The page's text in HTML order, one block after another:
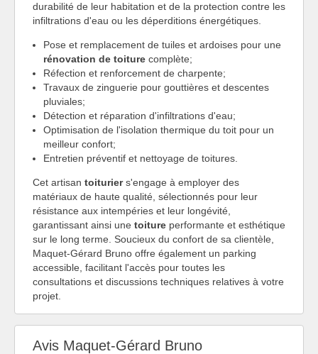
durabilité de leur habitation et de la protection contre les
infiltrations d'eau ou les déperditions énergétiques.
Pose et remplacement de tuiles et ardoises pour une
rénovation de toiture complète;
Réfection et renforcement de charpente;
Travaux de zinguerie pour gouttières et descentes
pluviales;
Détection et réparation d'infiltrations d'eau;
Optimisation de l'isolation thermique du toit pour un
meilleur confort;
Entretien préventif et nettoyage de toitures.
Cet artisan toituriers'engage à employer des
matériaux de haute qualité, sélectionnés pour leur
résistance aux intempéries et leur longévité,
garantissant ainsi une toiture performante et esthétique
sur le long terme. Soucieux du confort de sa clientèle,
Maquet-Gérard Bruno offre également un parking
accessible, facilitant l'accès pour toutes les
consultations et discussions techniques relatives à votre
projet.
Avis Maquet-Gérard Bruno